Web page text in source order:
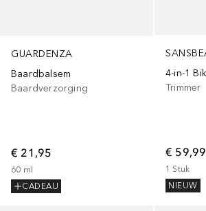
GUARDENZA
Baardbalsem
Baardverzorging
€ 21,95
60 ml
CADEAU
Trimmer
€ 59,99
1 Stuk
NIEUW